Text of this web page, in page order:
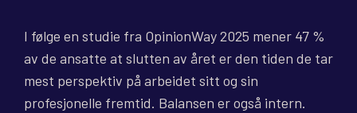
I følge en studie fra OpinionWay 2025 mener 47 %
av de ansatte at slutten av året er den tiden de tar
mest perspektiv på arbeidet sitt og sin
profesjonelle fremtid. Balansen er også intern.